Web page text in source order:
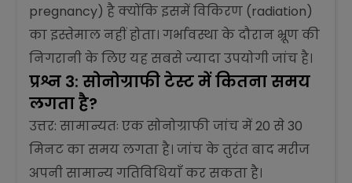
pregnancy) है क्योंकि इसमें विकिरण (radiation)
का इस्तेमाल नहीं होता। गर्भावस्था के दौरान भ्रूण की
निगरानी के लिए यह सबसे ज्यादा उपयोगी जांच है।
प्रश्न 3: सोनोग्राफी टेस्ट में कितना समय
लगता है?
उत्तर: सामान्यतः एक सोनोग्राफी जांच में 20 से 30
मिनट का समय लगता है। जांच के तुरंत बाद मरीज
अपनी सामान्य गतिविधियाँ कर सकता है।